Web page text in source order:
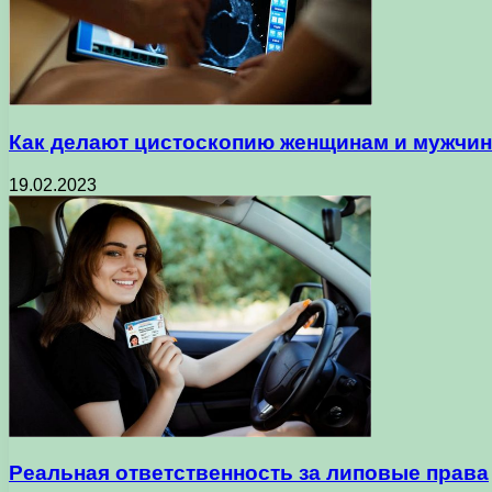
Как делают цистоскопию женщинам и
19.02.2023
Реальная ответственность за липовые права